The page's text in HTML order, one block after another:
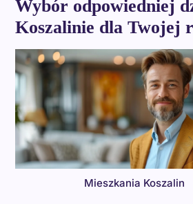
Wybór odpowiedniej
Koszalinie dla Twojej
Mieszkania Koszalin